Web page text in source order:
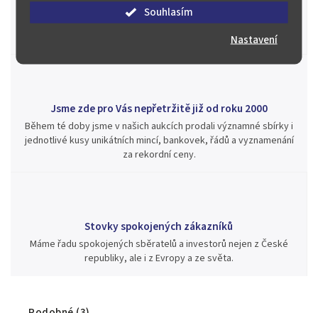
Souhlasím
Nastavení
Náš kolektiv specialistů a znalců se Vám bude plně věnovat.
Posoudíme kvalitu a pravost Vašeho materiálu, prodáme v naší
aukci nebo Vám poradíme kam investovat.
Jsme zde pro Vás nepřetržitě již od roku 2000
Během té doby jsme v našich aukcích prodali významné sbírky i
jednotlivé kusy unikátních mincí, bankovek, řádů a vyznamenání
za rekordní ceny.
Stovky spokojených zákazníků
Máme řadu spokojených sběratelů a investorů nejen z České
republiky, ale i z Evropy a ze světa.